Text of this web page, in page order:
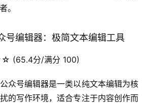
。
号编辑器：极简文本编辑工具
(65.4分/满分 100)
众号编辑器是一类以纯文本编辑为核
的写作环境，适合专注于内容创作而